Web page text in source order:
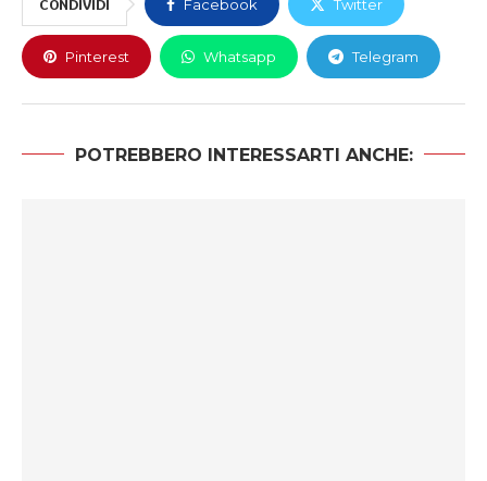
CONDIVIDI Facebook Twitter
Pinterest Whatsapp Telegram
POTREBBERO INTERESSARTI ANCHE: